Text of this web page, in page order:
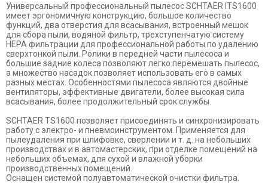
Универсальный профессиональный пылесос SCHTAER ITS1600
имеет эргономичную конструкцию, большое количество
функций, два отверстия для всасывания, встроенный мешок
для сбора пыли, водяной фильтр, трехступенчатую систему
HEPA фильтрации для профессиональной работы по удалению
сверхтонкой пыли. Ролики в передней части пылесоса и
большие задние колеса позволяют легко перемешать пылесос,
а множество насадок позволяет использовать его в самых
разных местах. Особенностями пылесоса являются двойные
вентиляторы, эффективные двигатели, более высокая сила
всасывания, более продолжительный срок службы.
SCHTAER TS1600 позволяет присоединять и синхронизировать
работу с электро- и пневмоинструментом. Применяется для
пылеудаления при шлифовке, сверлении и т. д. на небольших
производствах и в автомастерских, при отделке помещений на
небольших объемах, для сухой и влажной уборки
производственных помещений.
Оснащен системой полуавтоматической очистки фильтра.